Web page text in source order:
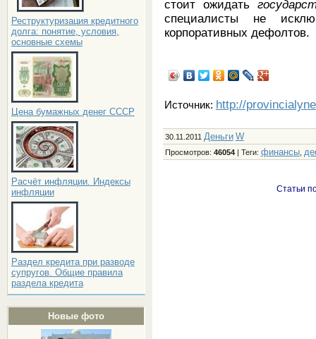
Реструктуризация кредитного
долга: понятие, условия,
основные схемы
Цена бумажных денег СССР
Расчёт инфляции. Индексы
инфляции
Раздел кредита при разводе
супругов. Общие правила
раздела кредита
Новые фото
стоит ожидать
специалисты не
корпоративных дефолтов.
Источник: http://
30.11.2011 Деньги W
Просмотров: 46054| Теги: финансы,
Статьи